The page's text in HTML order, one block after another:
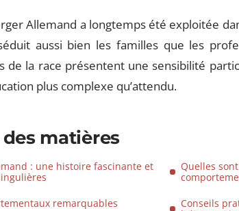
Allemand a longtemps été exploitée
aussi bien les familles que les
de la race présentent une sensibilité
plus complexe qu’attendu.
des matières
: une histoire fascinante et
Quelles
remarquables
Conseils